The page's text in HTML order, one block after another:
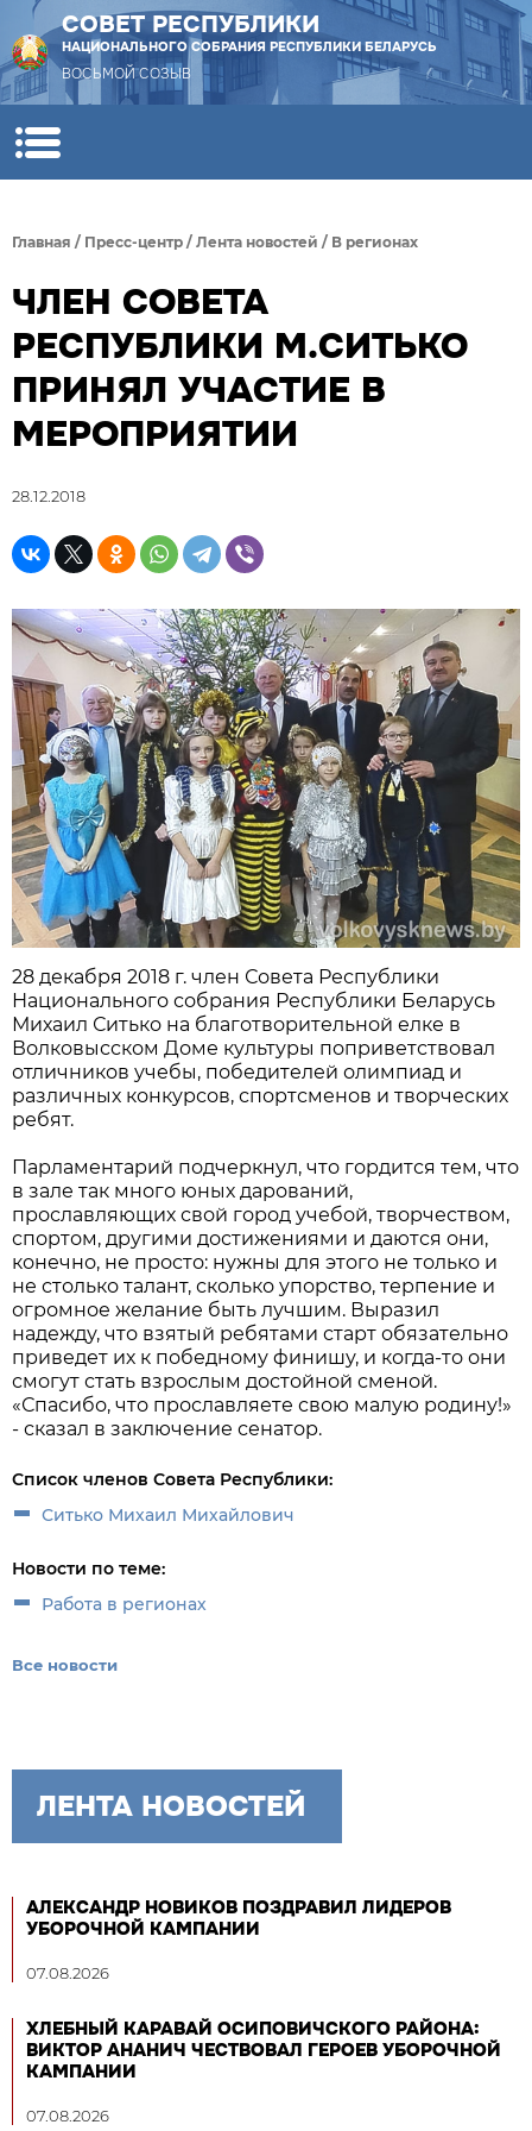
СОВЕТ РЕСПУБЛИКИ
НАЦИОНАЛЬНОГО СОБРАНИЯ РЕСПУБЛИКИ БЕЛАРУСЬ
ВОСЬМОЙ СОЗЫВ
Главная / Пресс-центр / Лента новостей / В регионах
ЧЛЕН СОВЕТА
РЕСПУБЛИКИ М.СИТЬКО
ПРИНЯЛ УЧАСТИЕ В
МЕРОПРИЯТИИ
28.12.2018
28 декабря 2018 г. член Совета Республики
Национального собрания Республики Беларусь
Михаил Ситько на благотворительной елке в
Волковысском Доме культуры поприветствовал
отличников учебы, победителей олимпиад и
различных конкурсов, спортсменов и творческих
ребят.
Парламентарий подчеркнул, что гордится тем, что
в зале так много юных дарований,
прославляющих свой город учебой, творчеством,
спортом, другими достижениями и даются они,
конечно, не просто: нужны для этого не только и
не столько талант, сколько упорство, терпение и
огромное желание быть лучшим. Выразил
надежду, что взятый ребятами старт обязательно
приведет их к победному финишу, и когда-то они
смогут стать взрослым достойной сменой.
«Спасибо, что прославляете свою малую родину!»
- сказал в заключение сенатор.
Список членов Совета Республики:
Ситько Михаил Михайлович
Новости по теме:
Работа в регионах
Все новости
ЛЕНТА НОВОСТЕЙ
АЛЕКСАНДР НОВИКОВ ПОЗДРАВИЛ ЛИДЕРОВ
УБОРОЧНОЙ КАМПАНИИ
07.08.2026
ХЛЕБНЫЙ КАРАВАЙ ОСИПОВИЧСКОГО РАЙОНА:
ВИКТОР АНАНИЧ ЧЕСТВОВАЛ ГЕРОЕВ УБОРОЧНОЙ
КАМПАНИИ
07.08.2026